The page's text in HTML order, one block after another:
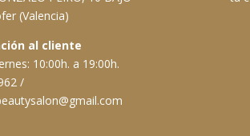
(Valencia)
al cliente
10:00h. a 19:00h.
/